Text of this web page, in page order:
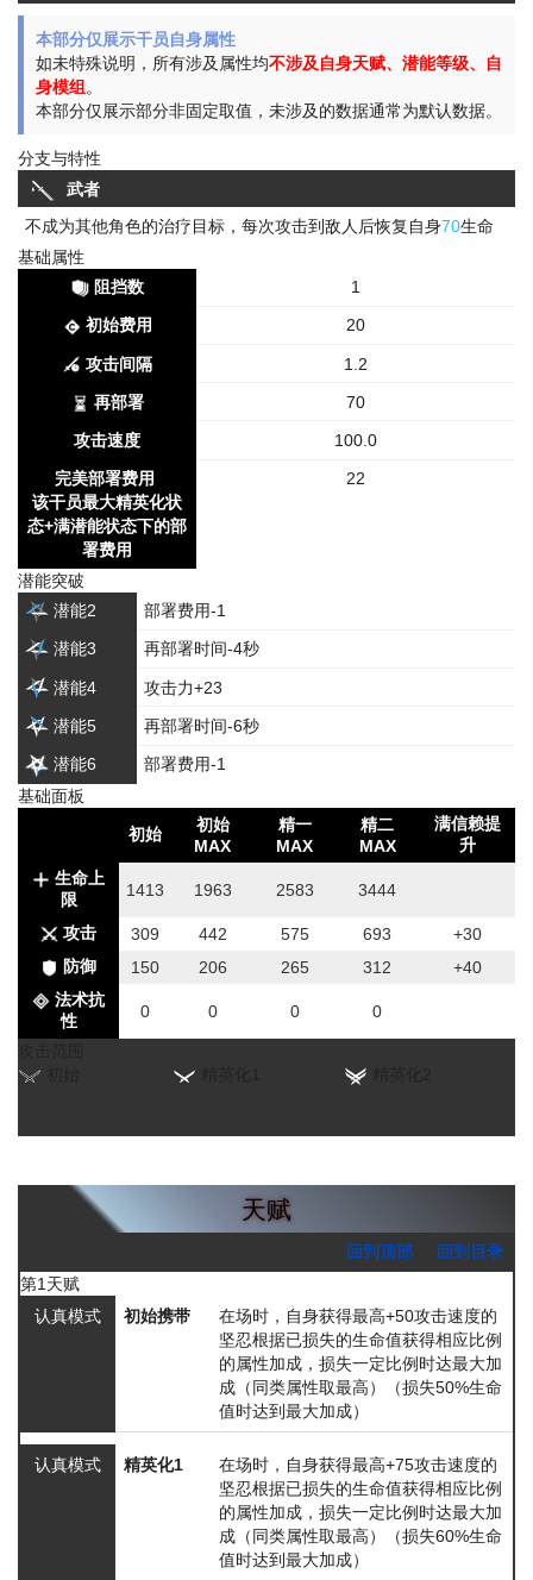
本部分仅展示干员自身属性
如未特殊说明，所有涉及属性均不涉及自身天赋、潜能等级、自
身模组 。
本部分仅展示部分非固定取值，未涉及的数据通常为默认数据。
分支与特性
武者
不成为其他角色的治疗目标，每次攻击到敌人后恢复自身70生命
基础属性
阻挡数
1
初始费用 20
攻击间隔 1.2
再部署 70
攻击速度 100.0
完美部署费用
该干员最大精英化状
态+满潜能状态下的部
署费用
22
潜能突破
潜能2
部署费用-1
潜能3 再部署时间-4秒
潜能4 攻击力+23
潜能5 再部署时间-6秒
潜能6
部署费用-1
基础面板
初始
初始
MAX
精一
MAX
精二
MAX
满信赖提
升
生命上
限
1413 1963 2583 3444
攻击 309 442 575 693
+30
防御
150 206 265 312
+40
法术抗
性
0 0 0 0
天赋
回到顶部
回到目录
第1天赋
认真模式
初始携带
在场时，自身获得最高+50攻击速度的
坚忍根据已损失的生命值获得相应比例
的属性加成，损失一定比例时达最大加
成（同类属性取最高）
（损失50%生命
值时达到最大加成）
认真模式 精英化1
在场时，自身获得最高+75攻击速度的
坚忍根据已损失的生命值获得相应比例
的属性加成，损失一定比例时达最大加
成（同类属性取最高）
（损失60%生命
值时达到最大加成）